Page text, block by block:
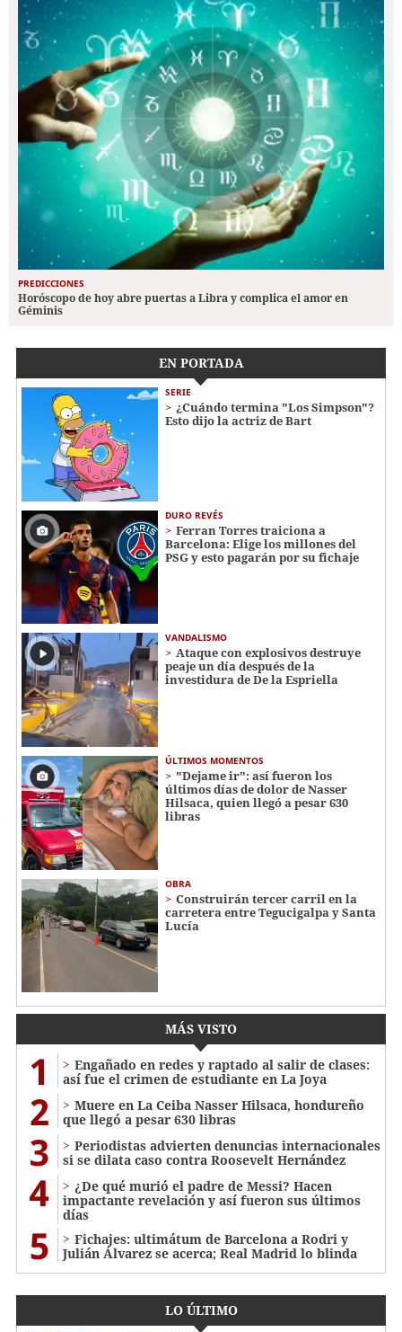
PREDICCIONES
Horóscopo de hoy abre puertas a Libra y complica el amor en
Géminis
EN PORTADA
SERIE
¿Cuándo termina "Los Simpson"?
Esto dijo la actriz de Bart
DURO REVÉS
Ferran Torres traiciona a
Barcelona: Elige los millones del
PSG y esto pagarán por su fichaje
VANDALISMO
Ataque con explosivos destruye
peaje un día después de la
investidura de De la Espriella
ÚLTIMOS MOMENTOS
"Dejame ir": así fueron los
últimos días de dolor de Nasser
Hilsaca, quien llegó a pesar 630
libras
OBRA
Construirán tercer carril en la
carretera entre Tegucigalpa y Santa
Lucía
MÁS VISTO
1
Engañado en redes y raptado al salir de clases:
así fue el crimen de estudiante en La Joya
2
Muere en La Ceiba Nasser Hilsaca, hondureño
que llegó a pesar 630 libras
3
Periodistas advierten denuncias internacionales
si se dilata caso contra Roosevelt Hernández
4
¿De qué murió el padre de Messi? Hacen
impactante revelación y así fueron sus últimos
días
5
Fichajes: ultimátum de Barcelona a Rodri y
Julián Álvarez se acerca; Real Madrid lo blinda
LO ÚLTIMO